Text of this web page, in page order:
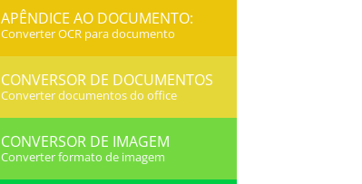
APÊNDICE AO DOCUMENTO:
Converter OCR para documento
CONVERSOR DE DOCUMENTOS
Converter documentos do office
CONVERSOR DE IMAGEM
Converter formato de imagem